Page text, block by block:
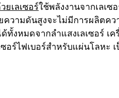
ยเลเซอร์ใช้พลังงานจากเลเ
ความดันสูงจะไม่มีการผลิตค
ทั้งหมดจากลำแสงเลเซอร์ เ
ซอร์ไฟเบอร์สำหรับแผ่นโลหะ